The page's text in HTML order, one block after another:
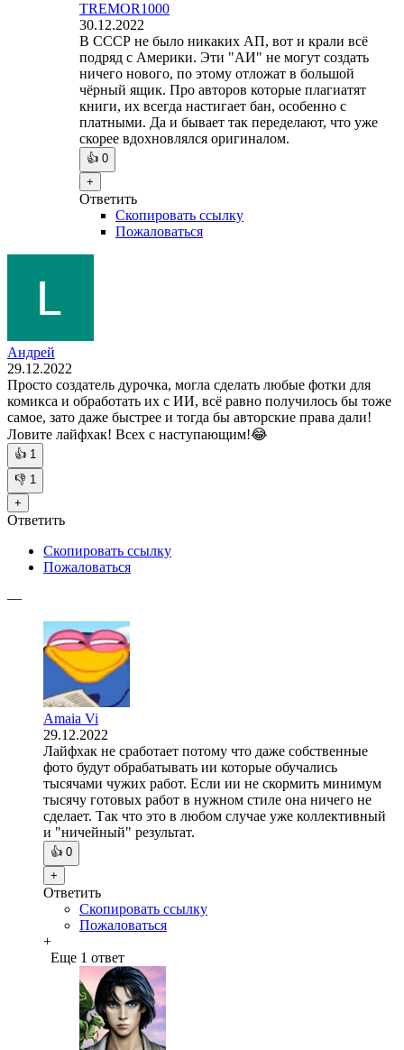
TREMOR1000
30.12.2022
В СССР не было никаких АП, вот и крали всё
подряд с Америки. Эти "АИ" не могут создать
ничего нового, по этому отложат в большой
чёрный ящик. Про авторов которые плагиатят
книги, их всегда настигает бан, особенно с
платными. Да и бывает так переделают, что уже
скорее вдохновлялся оригиналом.
👍 0
+
Ответить
Скопировать ссылку
Пожаловаться
Андрей
29.12.2022
Просто создатель дурочка, могла сделать любые фотки для
комикса и обработать их с ИИ, всё равно получилось бы тоже
самое, зато даже быстрее и тогда бы авторские права дали!
Ловите лайфхак! Всех с наступающим!😂
👍 1
👎 1
+
Ответить
Скопировать ссылку
Пожаловаться
—
Amaia Vi
29.12.2022
Лайфхак не сработает потому что даже собственные
фото будут обрабатывать ии которые обучались
тысячами чужих работ. Если ии не скормить минимум
тысячу готовых работ в нужном стиле она ничего не
сделает. Так что это в любом случае уже коллективный
и "ничейный" результат.
👍 0
+
Ответить
Скопировать ссылку
Пожаловаться
+
Еще 1 ответ